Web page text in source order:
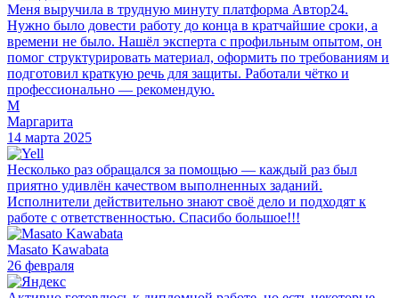
Меня выручила в трудную минуту платформа Автор24.
Нужно было довести работу до конца в кратчайшие сроки, а
времени не было. Нашёл эксперта с профильным опытом, он
помог структурировать материал, оформить по требованиям и
подготовил краткую речь для защиты. Работали чётко и
профессионально — рекомендую.
М
Маргарита
14 марта 2025
Несколько раз обращался за помощью — каждый раз был
приятно удивлён качеством выполненных заданий.
Исполнители действительно знают своё дело и подходят к
работе с ответственностью. Спасибо большое!!!
Masato Kawabata
26 февраля